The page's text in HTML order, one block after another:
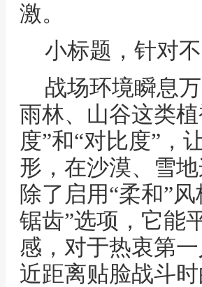
激。
小标题，针对
战场环境瞬息
雨林、山谷这类
度”和“对比度”，
形，在沙漠、雪
除了启用“柔和”
锯齿”选项，它能
感，对于热衷第
近距离贴脸战斗